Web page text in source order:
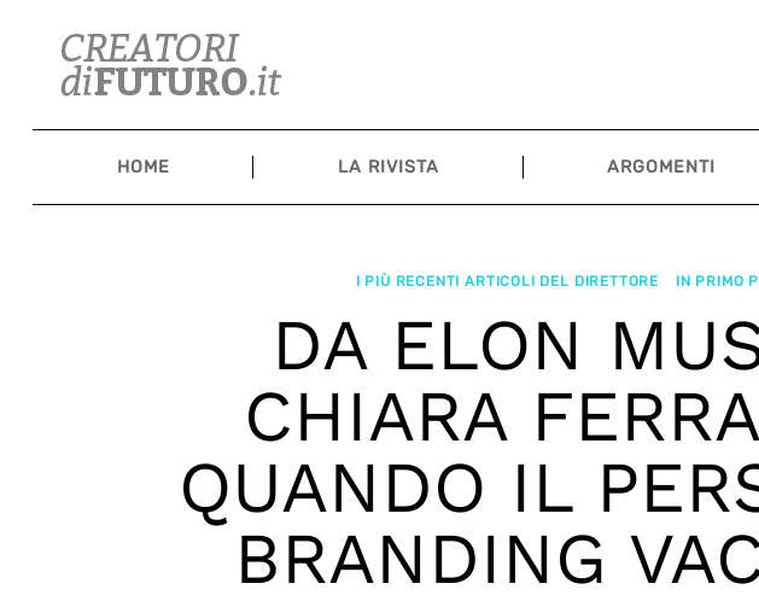
content
HOME LA RIVISTA ARGOMENTI
I PIÙ RECENTI ARTICOLI DEL DIRETTORE IN PRIMO
DA ELON
CHIARA
QUANDO IL
BRANDING